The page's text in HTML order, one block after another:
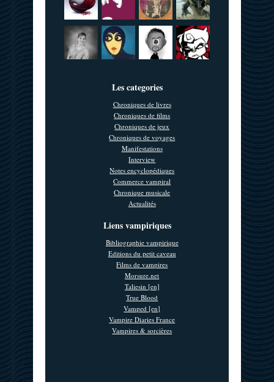
Les categories
Chroniques de livres
Chroniques de films
Chroniques de jeux
Chroniques de voyages
Manifestations
Interview
Notes encyclopédiques
Commerce vampiral
Chronique musicale
Actualités
Liens vampiriques
Bibliographie vampirique
Editions du petit caveau
Films de vampires
Morsure.net
Taliesin [en]
True Blood
Vamped [en]
Vampire Diaries France
Vampires & sorcières